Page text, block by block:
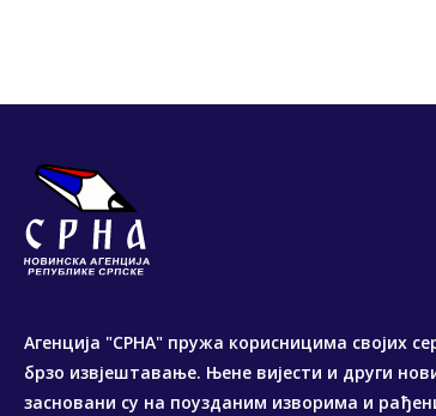
Агенција "СРНА" пружа корисницима својих
брзо извјештавање. Њене вијести и други
засновани су на поузданим изворима и